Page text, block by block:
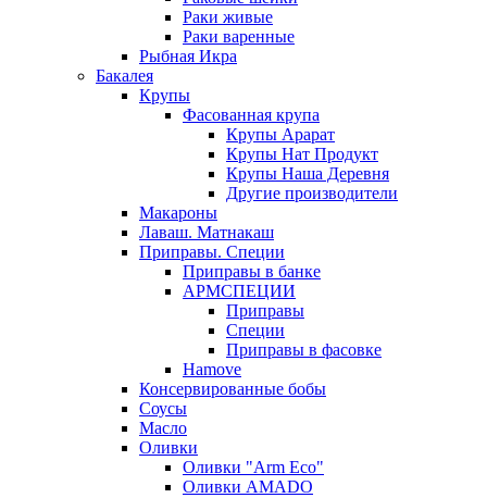
Раки живые
Раки варенные
Рыбная Икра
Бакалея
Крупы
Фасованная крупа
Крупы Арарат
Крупы Нат Продукт
Крупы Наша Деревня
Другие производители
Макароны
Лаваш. Матнакаш
Приправы. Специи
Приправы в банке
АРМСПЕЦИИ
Приправы
Специи
Приправы в фасовке
Hamove
Консервированные бобы
Соусы
Масло
Оливки
Оливки "Arm Eco"
Оливки AMADO